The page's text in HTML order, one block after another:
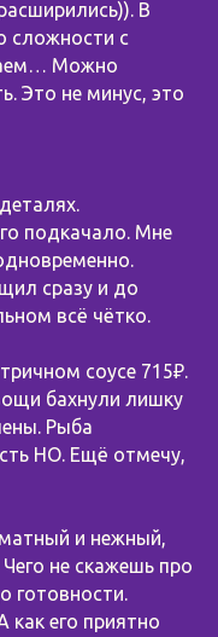
В
сложности с
Можно
Это не минус, это
подкачало. Мне
сразу и до
всё чётко.
соусе 715₽.
бахнули лишку
Рыба
НО. Ещё отмечу,
и нежный,
не скажешь про
готовности.
как его приятно